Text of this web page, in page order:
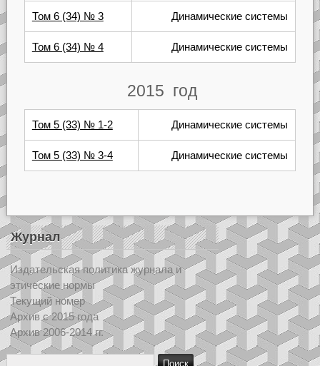
Том 6 (34) № 3 Динамические системы
Том 6 (34) № 4 Динамические системы
2015 год
Том 5 (33) № 1-2 Динамические системы
Том 5 (33) № 3-4 Динамические системы
Журнал
Издательская политика журнала и
этические нормы
Текущий номер
Архив с 2015 года
Архив 2006-2014 гг.